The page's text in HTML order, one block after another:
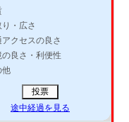
り・広さ
アクセスの良さ
の良さ・利便性
他
途中経過を見る